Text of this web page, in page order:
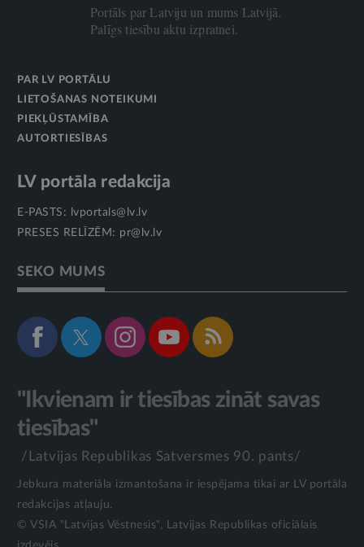
Portāls par Latviju un mums Latvijā.
Palīgs tiesību aktu izpratnei.
PAR LV PORTĀLU
LIETOŠANAS NOTEIKUMI
PIEKĻŪSTAMĪBA
AUTORTIESĪBAS
LV portāla redakcija
E-PASTS:
lvportals@lv.lv
PRESES RELĪZĒM: pr@lv.lv
SEKO MUMS
"Ikvienam ir tiesības zināt savas
tiesības"
/Latvijas Republikas Satversmes 90. pants/
Jebkura materiāla izmantošana ir iespējama tikai ar LV portāla
redakcijas atļauju.
© VSIA "Latvijas Vēstnesis", Latvijas Republikas oficiālais